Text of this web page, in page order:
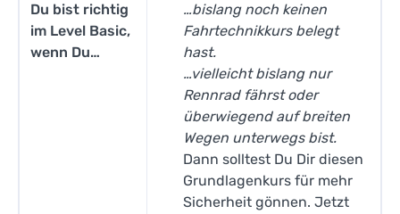
Du bist richtig
im Level Basic,
wenn Du…
…bislang noch keinen
Fahrtechnikkurs belegt
hast.
…vielleicht bislang nur
Rennrad fährst oder
überwiegend auf breiten
Wegen unterwegs bist.
Dann solltest Du Dir diesen
Grundlagenkurs für mehr
Sicherheit gönnen. Jetzt